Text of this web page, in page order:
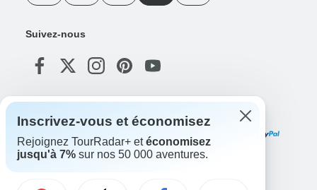
Suivez-nous
Inscrivez-vous et économisez
Rejoignez TourRadar+ etéconomisez
jusqu'à 7% sur nos 50 000 aventures.